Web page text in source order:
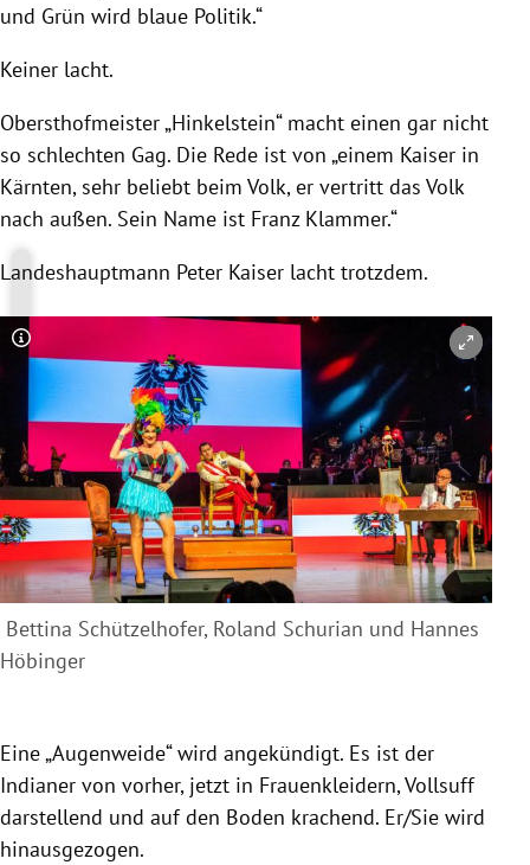
und Grün wird blaue Politik.“
Keiner lacht.
Obersthofmeister „Hinkelstein“ macht einen gar nicht
so schlechten Gag. Die Rede ist von „einem Kaiser in
Kärnten, sehr beliebt beim Volk, er vertritt das Volk
nach außen. Sein Name ist Franz Klammer.“
Landeshauptmann Peter Kaiser lacht trotzdem.
Copyright-Hinweis öffnen/schließen
Bettina Schützelhofer, Roland Schurian und Hannes
Höbinger
Eine „Augenweide“ wird angekündigt. Es ist der
Indianer von vorher, jetzt in Frauenkleidern, Vollsuff
darstellend und auf den Boden krachend. Er/Sie wird
hinausgezogen.